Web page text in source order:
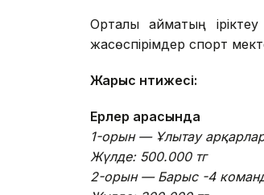
Орталық аймақтың
жасөспірімдер спорт
Жарыс нәтижесі:
Ерлер арасында
1-орын — Ұлытау
Жүлде: 500.000 тг
2-орын — Барыс -4